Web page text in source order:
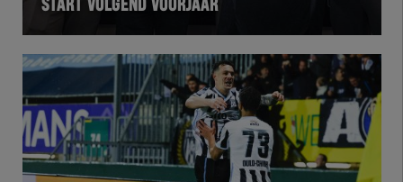
START VOLGEND VOORJAAR